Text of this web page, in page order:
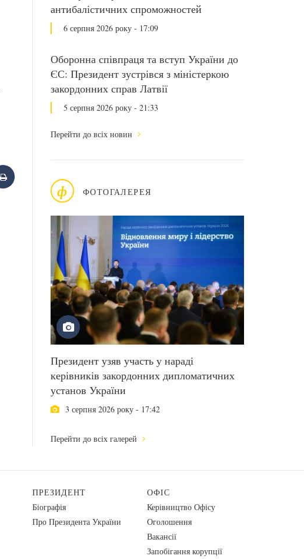
антибалістичних спроможностей
6 серпня 2026 року - 17:09
Оборонна співпраця та вступ України до
ЄС: Президент зустрівся з міністеркою
закордонних справ Латвії
5 серпня 2026 року - 21:33
Перейти до всіх новин
ф ФОТОГАЛЕРЕЯ
Президент узяв участь у нараді
керівників закордонних дипломатичних
установ України
3 серпня 2026 року - 17:42
Перейти до всіх галерей
ПРЕЗИДЕНТ
Біографія
Про Президента України
ОФІС
Керівництво Офісу
Оголошення
Вакансії
Запобігання корупції